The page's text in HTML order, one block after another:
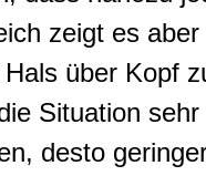
zeigt es
über Kopf
Situation
desto